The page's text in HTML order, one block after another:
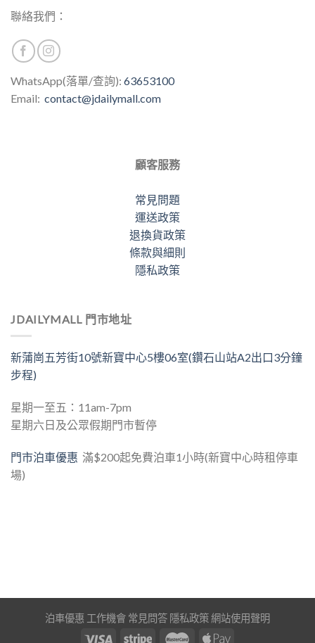
聯絡我們：
WhatsApp(落單/查詢): 63653100
Email: contact@jdailymall.com
顧客服務
常見問題
運送政策
退換貨政策
條款與細則
隱私政策
JDAILYMALL 門市地址
新蒲崗五芳街10號新寶中心5樓06室(鑽石山站A2出口3分鐘
步程)
星期一至五：11am-7pm
星期六日及公眾假期門市暫停
門市泊車優惠 滿$200起免費泊車1小時(新寶中心時租停車
場)
泊車優惠 工作機會 常見問答 隱私政策網站使用聲明